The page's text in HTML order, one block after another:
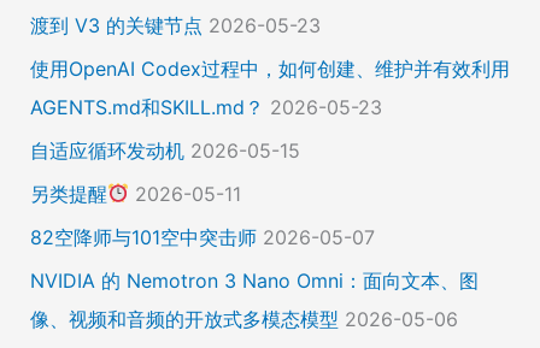
渡到 V3 的关键节点 2026-05-23
使用OpenAI Codex过程中，如何创建、维护并有效利用
AGENTS.md和SKILL.md？ 2026-05-23
自适应循环发动机 2026-05-15
另类提醒
2026-05-11
82空降师与101空中突击师 2026-05-07
NVIDIA 的 Nemotron 3 Nano Omni：面向文本、图
像、视频和音频的开放式多模态模型 2026-05-06